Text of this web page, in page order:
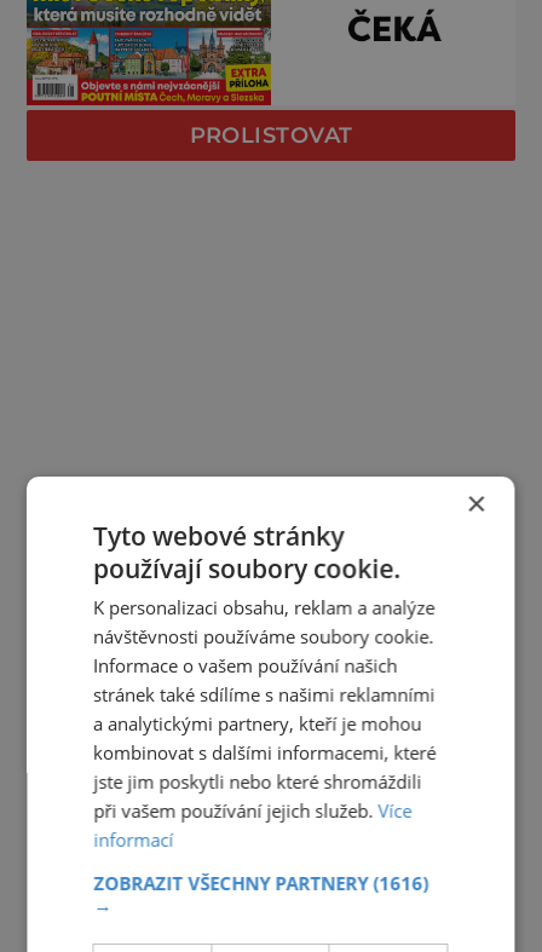
PROLISTOVAT
×
Tyto webové stránky
používají soubory cookie.
K personalizaci obsahu, reklam a analýze
návštěvnosti používáme soubory cookie.
Informace o vašem používání našich
stránek také sdílíme s našimi reklamními
a analytickými partnery, kteří je mohou
kombinovat s dalšími informacemi, které
jste jim poskytli nebo které shromáždili
při vašem používání jejich služeb.Více
informací
ZOBRAZIT VŠECHNY PARTNERY(1616)
→